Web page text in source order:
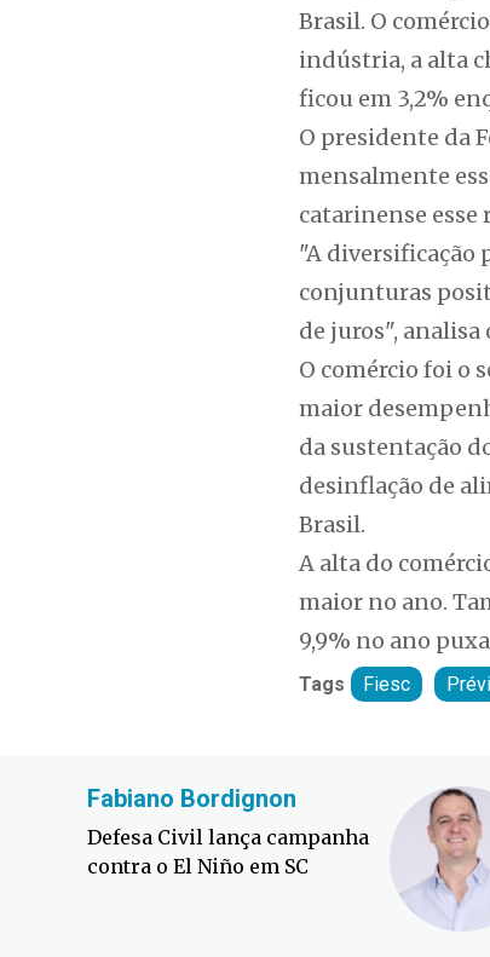
Brasil. O
indústria, a alta
ficou em 3,2%
O presidente da
mensalmente
catarinense esse
"A diversificação
conjunturas
de juros", analisa
O comércio foi o
maior
da sustentação
desinflação de
Brasil.
A alta do
maior no ano.
9,9% no ano
Tags Fiesc
Fabiano Bordignon
Defesa Civil lança campanha
contra o El Niño em SC